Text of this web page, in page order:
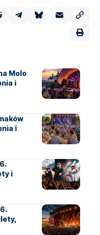
Molo
i
i
i